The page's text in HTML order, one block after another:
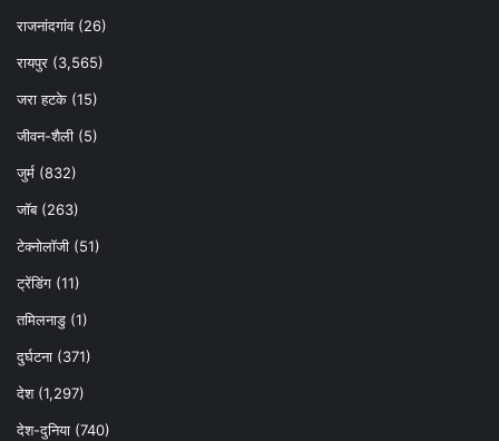
राजनांदगांव(26)
रायपुर (3,565)
जरा हटके (15)
जीवन-शैली (5)
जुर्म (832)
जॉब(263)
टेक्नोलॉजी (51)
ट्रेंडिंग (11)
तमिलनाडु (1)
दुर्घटना (371)
देश(1,297)
देश-दुनिया (740)